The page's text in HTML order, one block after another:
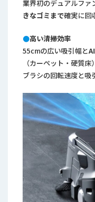
せ
ル
マ
登
録
業界初のデュアルファ
きなゴミまで確実に回
●高い清掃効率
55cmの広い吸引幅と
（カーペット・硬質床
ブラシの回転速度と吸